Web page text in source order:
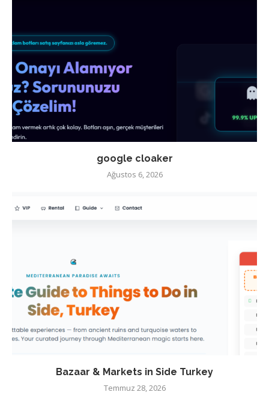
google cloaker
Ağustos 6, 2026
Bazaar & Markets in Side Turkey
Temmuz 28, 2026